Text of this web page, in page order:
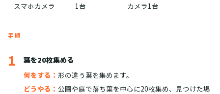
スマホカメラ 1台 カメラ1台
手順
1
葉を20枚集める
何をする： 形の違う葉を集めます。
どうやる： 公園や庭で落ち葉を中心に20枚集め、見つけた場